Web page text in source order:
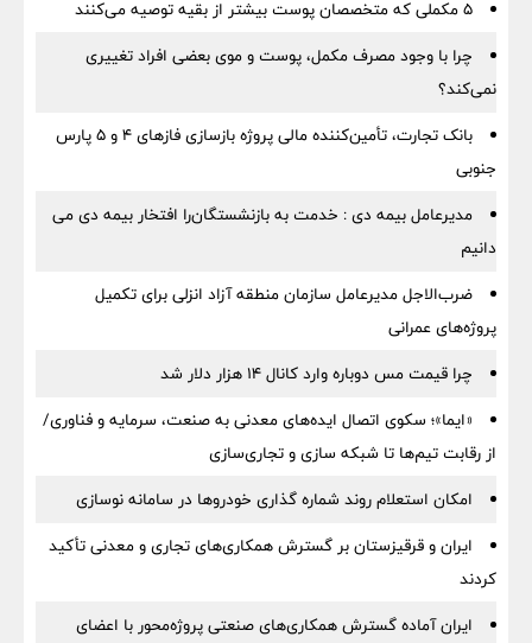
۵ مکملی که متخصصان پوست بیشتر از بقیه توصیه می‌کنند
چرا با وجود مصرف مکمل، پوست و موی بعضی افراد تغییری
نمی‌کند؟
بانک تجارت، تأمین‌کننده مالی پروژه بازسازی فازهای ۴ و ۵ پارس
جنوبی
مدیرعامل بیمه دی : خدمت به بازنشستگان‌را افتخار بیمه دی می
دانیم
ضرب‌الاجل مدیرعامل سازمان منطقه آزاد انزلی برای تكمیل
پروژه‌های عمرانی
چرا قیمت مس دوباره وارد کانال ۱۴ هزار دلار شد
«ایما»؛ سکوی اتصال ایده‌های معدنی به صنعت، سرمایه و فناوری/
از رقابت تیم‌ها تا شبکه سازی و تجاری‌سازی
امکان استعلام روند شماره گذاری خودروها در سامانه نوسازی
ایران و قرقیزستان بر گسترش همکاری‌های تجاری و معدنی تأکید
کردند
ایران آماده گسترش همکاری‌های صنعتی پروژه‌محور با اعضای